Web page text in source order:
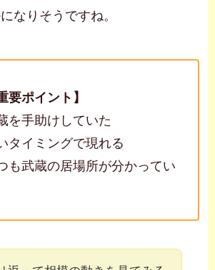
なりそうですね。
要ポイント】
を手助けしていた
タイミングで現れる
も武蔵の居場所が分かってい